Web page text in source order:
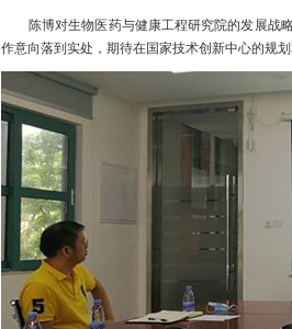
陈博对生物医药与健康工程研究院的发展战
作意向落到实处，期待在国家技术创新中心的规划